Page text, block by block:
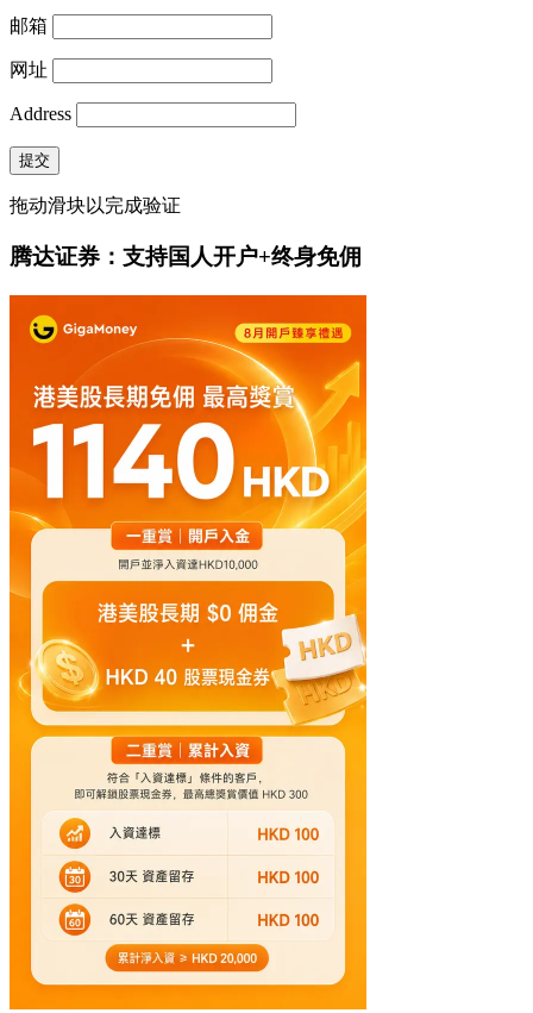
邮箱
网址
Address
提交
拖动滑块以完成验证
腾达证券：支持国人开户+终身免佣